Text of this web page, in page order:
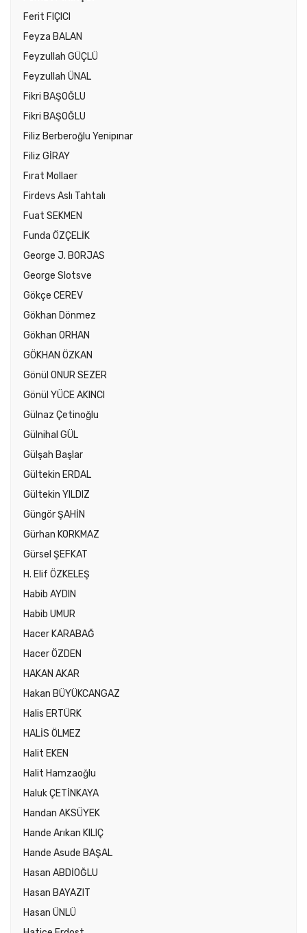
Ferit FIÇICI
Feyza BALAN
Feyzullah GÜÇLÜ
Feyzullah ÜNAL
Fikri BAŞOĞLU
Fikri BAŞOĞLU
Filiz Berberoğlu Yenipınar
Filiz GİRAY
Fırat Mollaer
Firdevs Aslı Tahtalı
Fuat SEKMEN
Funda ÖZÇELİK
George J. BORJAS
George Slotsve
Gökçe CEREV
Gökhan Dönmez
Gökhan ORHAN
GÖKHAN ÖZKAN
Gönül ONUR SEZER
Gönül YÜCE AKINCI
Gülnaz Çetinoğlu
Gülnihal GÜL
Gülşah Başlar
Gültekin ERDAL
Gültekin YILDIZ
Güngör ŞAHİN
Gürhan KORKMAZ
Gürsel ŞEFKAT
H. Elif ÖZKELEŞ
Habib AYDIN
Habib UMUR
Hacer KARABAĞ
Hacer ÖZDEN
HAKAN AKAR
Hakan BÜYÜKCANGAZ
Halis ERTÜRK
HALİS ÖLMEZ
Halit EKEN
Halit Hamzaoğlu
Haluk ÇETİNKAYA
Handan AKSÜYEK
Hande Arıkan KILIÇ
Hande Asude BAŞAL
Hasan ABDİOĞLU
Hasan BAYAZIT
Hasan ÜNLÜ